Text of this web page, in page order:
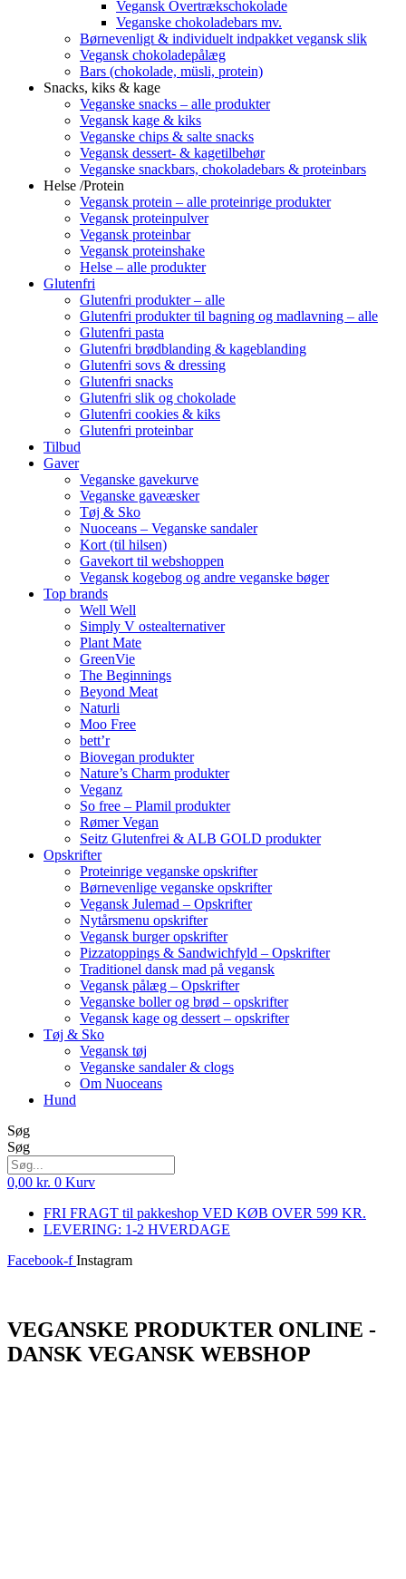
Vegansk Overtrækschokolade
Veganske chokoladebars mv.
Børnevenligt & individuelt indpakket vegansk slik
Vegansk chokoladepålæg
Bars (chokolade, müsli, protein)
Snacks, kiks & kage
Veganske snacks – alle produkter
Vegansk kage & kiks
Veganske chips & salte snacks
Vegansk dessert- & kagetilbehør
Veganske snackbars, chokoladebars & proteinbars
Helse /Protein
Vegansk protein – alle proteinrige produkter
Vegansk proteinpulver
Vegansk proteinbar
Vegansk proteinshake
Helse – alle produkter
Glutenfri
Glutenfri produkter – alle
Glutenfri produkter til bagning og madlavning – alle
Glutenfri pasta
Glutenfri brødblanding & kageblanding
Glutenfri sovs & dressing
Glutenfri snacks
Glutenfri slik og chokolade
Glutenfri cookies & kiks
Glutenfri proteinbar
Tilbud
Gaver
Veganske gavekurve
Veganske gaveæsker
Tøj & Sko
Nuoceans – Veganske sandaler
Kort (til hilsen)
Gavekort til webshoppen
Vegansk kogebog og andre veganske bøger
Top brands
Well Well
Simply V ostealternativer
Plant Mate
GreenVie
The Beginnings
Beyond Meat
Naturli
Moo Free
bett’r
Biovegan produkter
Nature’s Charm produkter
Veganz
So free – Plamil produkter
Rømer Vegan
Seitz Glutenfrei & ALB GOLD produkter
Opskrifter
Proteinrige veganske opskrifter
Børnevenlige veganske opskrifter
Vegansk Julemad – Opskrifter
Nytårsmenu opskrifter
Vegansk burger opskrifter
Pizzatoppings & Sandwichfyld – Opskrifter
Traditionel dansk mad på vegansk
Vegansk pålæg – Opskrifter
Veganske boller og brød – opskrifter
Vegansk kage og dessert – opskrifter
Tøj & Sko
Vegansk tøj
Veganske sandaler & clogs
Om Nuoceans
Hund
Søg
Søg
0,00 kr. 0 Kurv
FRI FRAGT til pakkeshop VED KØB OVER 599 KR.
LEVERING: 1-2 HVERDAGE
Facebook-f Instagram
VEGANSKE PRODUKTER ONLINE -
DANSK VEGANSK WEBSHOP